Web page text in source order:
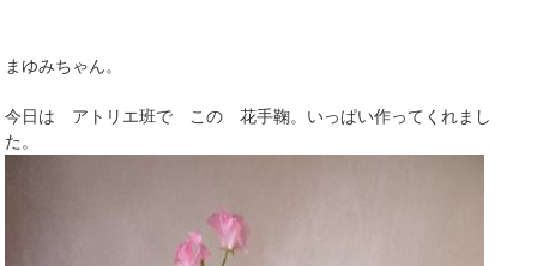
まゆみちゃん。
今日は アトリエ班で この 花手鞠。いっぱい作ってくれまし
た。